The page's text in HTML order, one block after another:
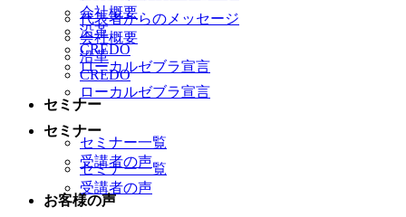
会社概要
沿革
CREDO
ローカルゼブラ宣言
セミナー
セミナー一覧
受講者の声
お客様の声
代表者からのメッセージ
会社概要
沿革
CREDO
ローカルゼブラ宣言
セミナー
セミナー一覧
受講者の声